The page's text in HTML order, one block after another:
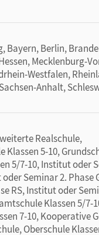
Bayern, Berlin,
Mecklenburg-
Westfalen,
Anhalt,
Realschule,
Klassen 5-10,
5/7-10, Institut oder
Seminar 2. Phase
RS, Institut oder
Klassen 5/7-
7-10, Kooperative
Oberschule